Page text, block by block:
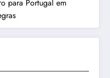
para Portugal em